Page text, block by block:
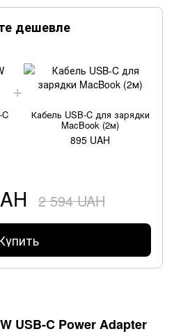
дешевле
Кабель USB‑C для зарядки
MacBook (2м)
895 UAH
2 594 UAH
USB-C Power Adapter